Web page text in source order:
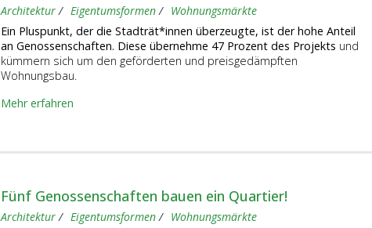
Architektur Eigentumsformen
Wohnungsmärkte
Ein Pluspunkt, der die Stadträt*innen überzeugte, ist der hohe Anteil
an Genossenschaften. Diese übernehme 47 Prozent des Projekts und
kümmern sich um den geförderten und preisgedämpften
Wohnungsbau.
Mehr erfahren
Fünf Genossenschaften bauen ein Quartier!
Architektur Eigentumsformen
Wohnungsmärkte